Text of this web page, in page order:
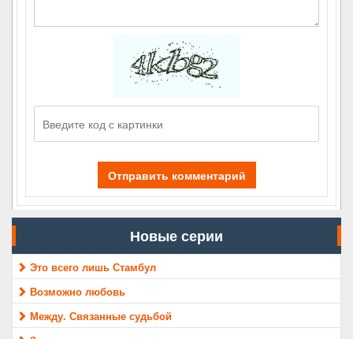
Отправить комментарий
Новые серии
Это всего лишь Стамбул
Возможно любовь
Между. Связанные судьбой